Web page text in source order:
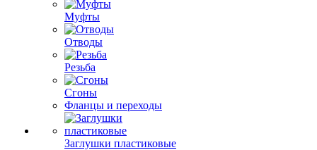
Муфты
Отводы
Резьба
Сгоны
Фланцы и переходы
Заглушки пластиковые